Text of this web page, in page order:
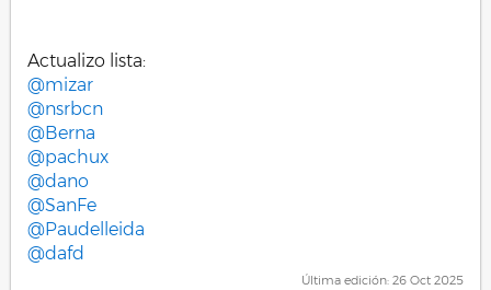
Actualizo lista:
@mizar
@nsrbcn
@Berna
@pachux
@dano
@SanFe
@Paudelleida
@dafd
Última edición: 26 Oct 2025